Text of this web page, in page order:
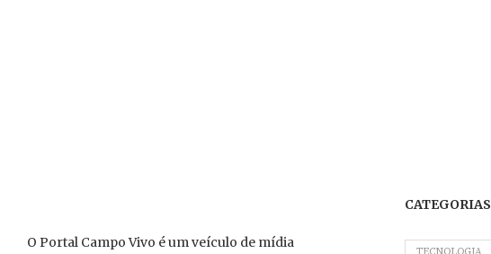
O Portal Campo Vivo é um veículo de mídia
CATEGORIAS